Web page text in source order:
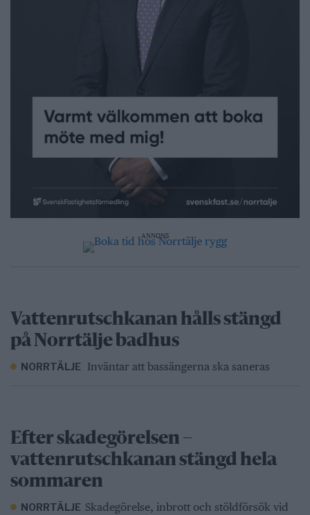
ANNONS
Vattenrutschkanan hålls stängd
på Norrtälje badhus
NORRTÄLJE Inväntar att bassängerna ska saneras
Efter skadegörelsen –
vattenrutschkanan stängd hela
sommaren
NORRTÄLJE Skadegörelse, inbrott och stöldförsök vid